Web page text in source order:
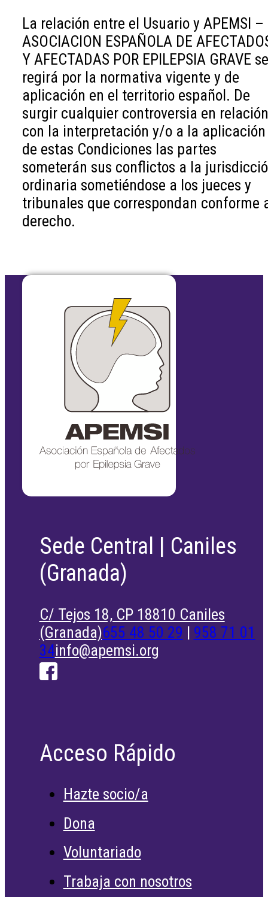
La relación entre el Usuario y APEMSI –
ASOCIACION ESPAÑOLA DE
Y AFECTADAS POR EPILEPSIA GRAVE se
regirá por la normativa vigente y de
aplicación en el territorio español. De
surgir cualquier controversia en relación
con la interpretación y/o a la aplicación
de estas Condiciones las partes
someterán sus conflictos a la
ordinaria sometiéndose a los jueces y
tribunales que correspondan conforme
derecho.
Sede Central | Caniles
(Granada)
C/ Tejos 18, CP 18810 Caniles
(Granada)655 48 50 29 | 958 71 01
34info@apemsi.org
Acceso Rápido
Hazte socio/a
Dona
Voluntariado
Trabaja con nosotros